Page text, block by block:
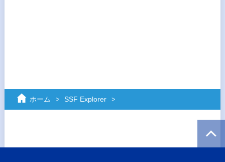
ホーム SSF Explorer